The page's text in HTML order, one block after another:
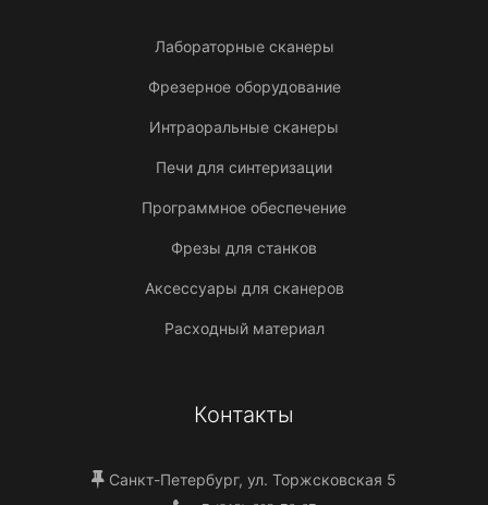
Лабораторные сканеры
Фрезерное оборудование
Интраоральные сканеры
Печи для синтеризации
Программное обеспечение
Фрезы для станков
Аксессуары для сканеров
Расходный материал
Контакты
Санкт-Петербург, ул. Торжсковская 5